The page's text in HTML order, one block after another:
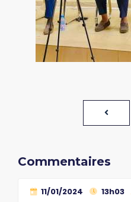
Commentaires
11/01/2024 13h03